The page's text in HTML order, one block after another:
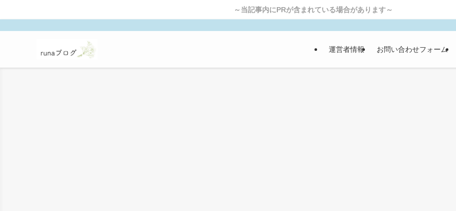
～当記事内にPRが含まれている場合があります～
運営者情報 お問い合わせフォーム